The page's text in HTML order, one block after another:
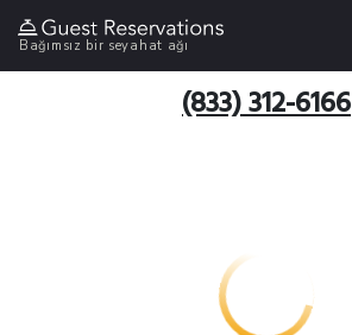
Bağımsız bir seyahat ağı
(833) 312-6166